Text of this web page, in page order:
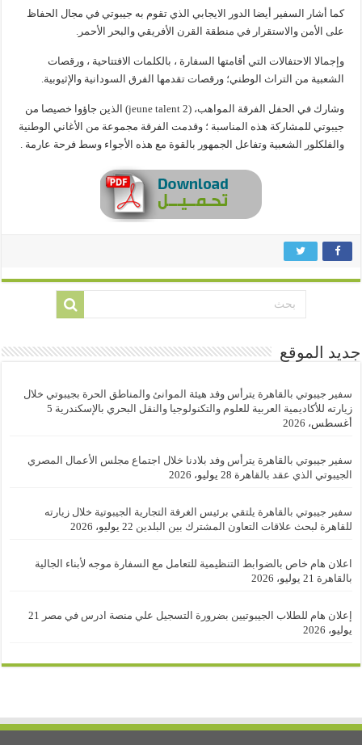
كما أشار السفير أيضا الدور الايجابي الذي تقوم به جيبوتي في مجال الحفاظ
على الأمن والاستقرار في منطقة القرن الأفريقي والبحر الأحمر.
وإجمالا الاحتفالات التي أقامتها السفارة ، بالكلمات الافتتاحية ، ورقصات
الشعبية من التراث الوطني؛ ورقصات تقدمها الفرق السودانية والإثيوبية.
وشارك في الحفل الفرقة المواهب، (jeune talent 2) الذين جاؤوا خصيصا من
جيبوتي للمشاركة هذه المناسبة ؛ وقدمت الفرقة مجموعة من الأغاني الوطنية
والفلكلور الشعبية وتفاعل الجمهور بالقوة مع هذه الأجواء وسط فرحة عارمة .
جديد الموقع
سفير جيبوتي بالقاهرة يترأس وفد هيئة الموانئ والمناطق الحرة بجيبوتي خلال
زيارته للأكاديمية العربية للعلوم والتكنولوجيا والنقل البحري بالإسكندرية 5
أغسطس، 2026
سفير جيبوتي بالقاهرة يترأس وفد بلادنا خلال اجتماع مجلس الأعمال المصري
الجيبوتي الذي عقد بالقاهرة 28 يوليو، 2026
سفير جيبوتي بالقاهرة يلتقي برئيس الغرفة التجارية الجيبوتية خلال زيارته
للقاهرة لبحث علاقات التعاون المشترك بين البلدين 22 يوليو، 2026
اعلان هام خاص بالضوابط التنظيمية للتعامل مع السفارة موجه لأبناء الجالية
بالقاهرة 21 يوليو، 2026
إعلان هام للطلاب الجيبوتيين بضرورة التسجيل علي منصة ادرس في مصر
21
يوليو، 2026